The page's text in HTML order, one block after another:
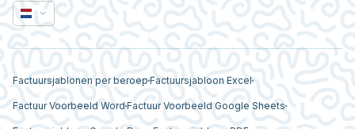
Factuursjablonen per beroep Factuursjabloon Excel
Factuur Voorbeeld Word Factuur Voorbeeld Google Sheets